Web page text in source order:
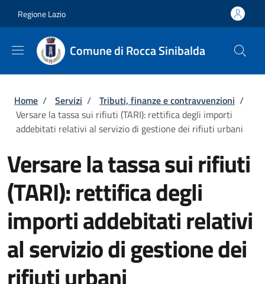
Regione Lazio
Comune di Rocca Sinibalda
Briciole di pane
Home / Servizi / Tributi, finanze e contravvenzioni /
Versare la tassa sui rifiuti (TARI): rettifica degli importi
addebitati relativi al servizio di gestione dei rifiuti urbani
Versare la tassa sui rifiuti
(TARI): rettifica degli
importi addebitati relativi
al servizio di gestione dei